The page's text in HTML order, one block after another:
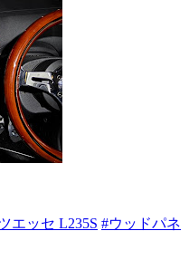
エッセ L235S #ウッドパネ